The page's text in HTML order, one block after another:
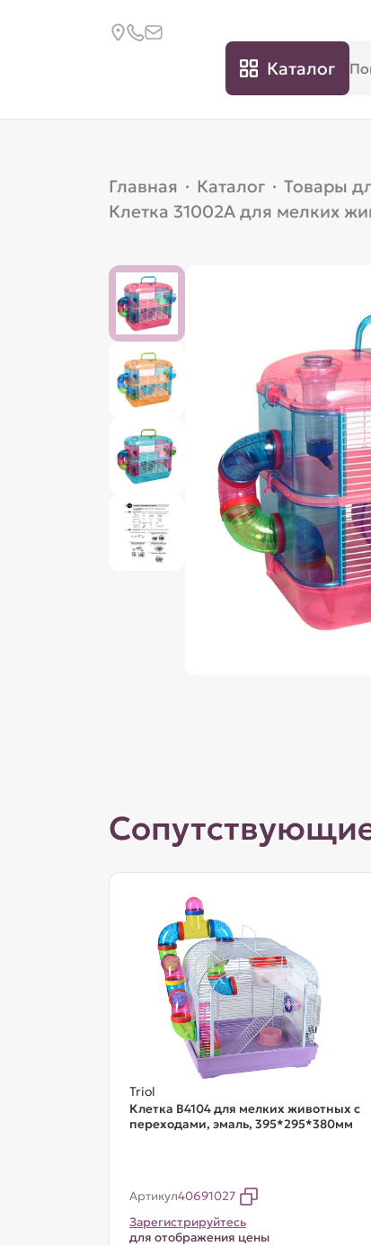
Каталог
Главная · Каталог · Товары
Клетка 31002A для мелких
Triol
Клетка B4104 для мелких животных с
переходами, эмаль, 395*295*380мм
Артикул40691027
Зарегистрируйтесь
для отображения цены